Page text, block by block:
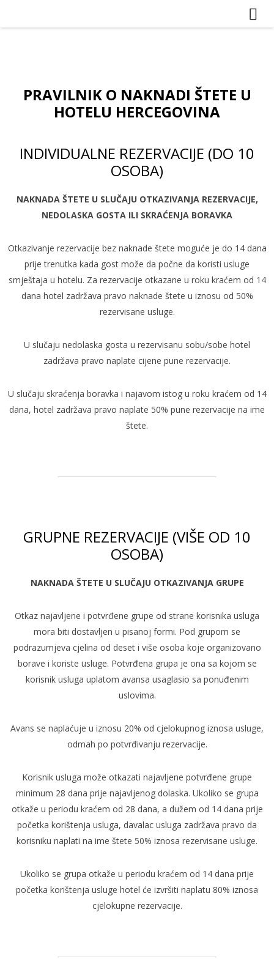
PRAVILNIK O NAKNADI ŠTETE U
HOTELU HERCEGOVINA
INDIVIDUALNE REZERVACIJE (DO 10
OSOBA)
NAKNADA ŠTETE U SLUČAJU OTKAZIVANJA REZERVACIJE,
NEDOLASKA GOSTA ILI SKRAĆENJA BORAVKA
Otkazivanje rezervacije bez naknade štete moguće je do 14 dana
prije trenutka kada gost može da počne da koristi usluge
smještaja u hotelu. Za rezervacije otkazane u roku kraćem od 14
dana hotel zadržava pravo naknade štete u iznosu od 50%
rezervisane usluge.
U slučaju nedolaska gosta u rezervisanu sobu/sobe hotel
zadržava pravo naplate cijene pune rezervacije.
U slučaju skraćenja boravka i najavom istog u roku kraćem od 14
dana, hotel zadržava pravo naplate 50% pune rezervacije na ime
štete.
GRUPNE REZERVACIJE (VIŠE OD 10
OSOBA)
NAKNADA ŠTETE U SLUČAJU OTKAZIVANJA GRUPE
Otkaz najavljene i potvrđene grupe od strane korisnika usluga
mora biti dostavljen u pisanoj formi. Pod grupom se
podrazumjeva cjelina od deset i više osoba koje organizovano
borave i koriste usluge. Potvrđena grupa je ona sa kojom se
korisnik usluga uplatom avansa usaglasio sa ponuđenim
uslovima.
Avans se naplaćuje u iznosu 20% od cjelokupnog iznosa usluge,
odmah po potvrđivanju rezervacije.
Korisnik usluga može otkazati najavljene potvrđene grupe
minimum 28 dana prije najavljenog dolaska. Ukoliko se grupa
otkaže u periodu kraćem od 28 dana, a dužem od 14 dana prije
početka korištenja usluga, davalac usluga zadržava pravo da
korisniku naplati na ime štete 50% iznosa rezervisane usluge.
Ukoliko se grupa otkaže u periodu kraćem od 14 dana prije
početka korištenja usluge hotel će izvršiti naplatu 80% iznosa
cjelokupne rezervacije.